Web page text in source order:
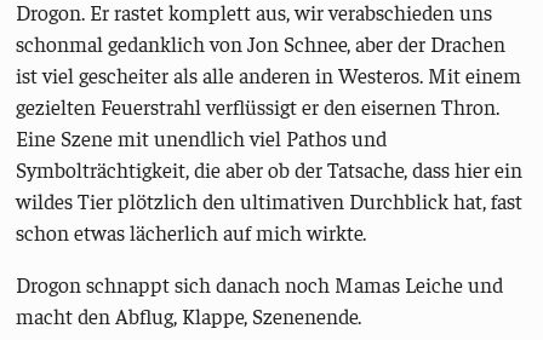
Drogon. Er rastet komplett aus, wir verabschieden uns
schonmal gedanklich von Jon Schnee, aber der Drachen
ist viel gescheiter als alle anderen in Westeros. Mit einem
gezielten Feuerstrahl verflüssigt er den eisernen Thron.
Eine Szene mit unendlich viel Pathos und
Symbolträchtigkeit, die aber ob der Tatsache, dass hier ein
wildes Tier plötzlich den ultimativen Durchblick hat, fast
schon etwas lächerlich auf mich wirkte.
Drogon schnappt sich danach noch Mamas Leiche und
macht den Abflug, Klappe, Szenenende.